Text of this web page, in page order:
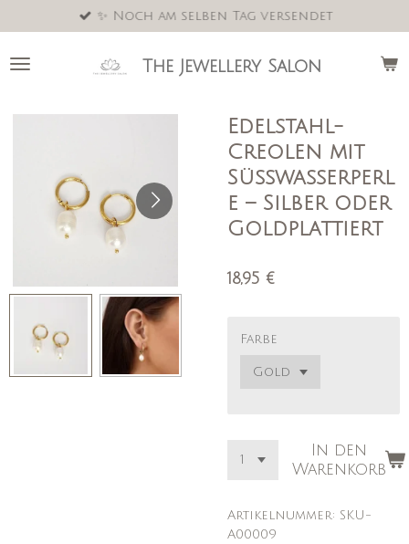
Hauptinhalt
springen
The Jewellery Salon
✨ Noch am selben Tag versendet
Edelstahl-
Creolen mit
Süßwasserperl
e – Silber oder
Goldplattiert
18,95 €
Farbe
In den
Warenkorb
Artikelnummer: SKU-
A00009